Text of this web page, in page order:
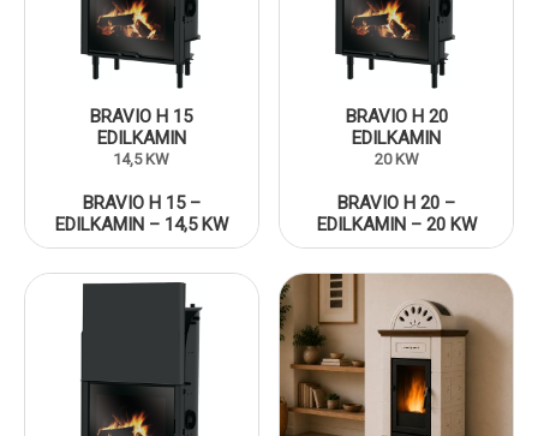
BRAVIO H 15
EDILKAMIN
14,5 KW
BRAVIO H 15 –
EDILKAMIN – 14,5 KW
BRAVIO H 20
EDILKAMIN
20 KW
BRAVIO H 20 –
EDILKAMIN – 20 KW